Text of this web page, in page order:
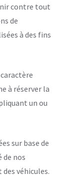
contre tout
de
à des fins
à réserver la
un ou
sur base de
nos
véhicules.